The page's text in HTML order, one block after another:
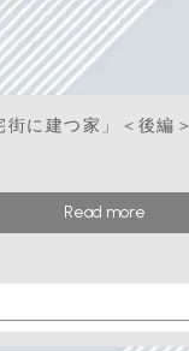
街に建つ家」＜後編＞
Read more